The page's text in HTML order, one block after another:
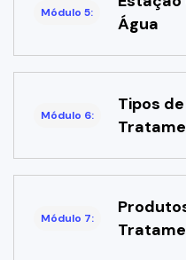
Módulo 5:
Água
Módulo 6:
Tipos
Módulo 7: